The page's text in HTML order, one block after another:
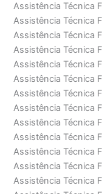
Assistência Técnica
Assistência Técnica
Assistência Técnica
Assistência Técnica
Assistência Técnica
Assistência Técnica
Assistência Técnica
Assistência Técnica
Assistência Técnica
Assistência Técnica
Assistência Técnica
Assistência Técnica
Assistência Técnica